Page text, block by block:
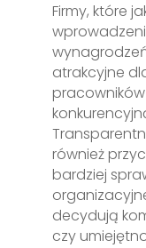
Firmy, które
atrakcyjne
również
bardziej
decydują
czy